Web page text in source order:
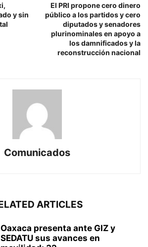
y sin
El PRI propone cero dinero
público a los partidos y cero
diputados y senadores
plurinominales en apoyo a
los damnificados y la
reconstrucción nacional
Comunicados
ARTICLES
Oaxaca presenta ante GIZ y
SEDATU sus avances en